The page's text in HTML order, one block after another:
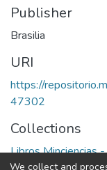
Publisher
Brasilia
URI
https://
47302
Collections
Libros Minciencias
We collect and